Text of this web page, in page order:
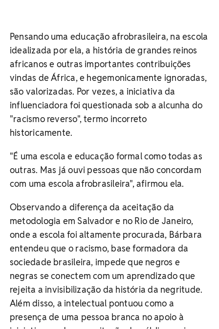
Pensando uma educação afrobrasileira, na escola
idealizada por ela, a história de grandes reinos
africanos e outras importantes contribuições
vindas de África, e hegemonicamente ignoradas,
são valorizadas. Por vezes, a iniciativa da
influenciadora foi questionada sob a alcunha do
"racismo reverso", termo incorreto
historicamente.
"É uma escola e educação formal como todas as
outras. Mas já ouvi pessoas que não concordam
com uma escola afrobrasileira", afirmou ela.
Observando a diferença da aceitação da
metodologia em Salvador e no Rio de Janeiro,
onde a escola foi altamente procurada, Bárbara
entendeu que o racismo, base formadora da
sociedade brasileira, impede que negros e
negras se conectem com um aprendizado que
rejeita a invisibilização da história da negritude.
Além disso, a intelectual pontuou como a
presença de uma pessoa branca no apoio à